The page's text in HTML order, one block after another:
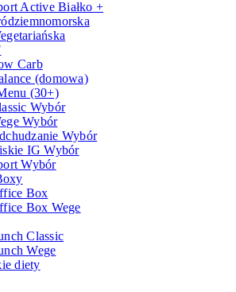
Active Białko +
Carb
(domowa)
(30+)
Wybór
Wybór
Wybór
IG Wybór
Wybór
Box
Box Wege
Classic
Wege
diety